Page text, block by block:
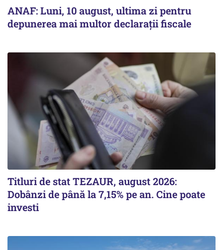
ANAF: Luni, 10 august, ultima zi pentru
depunerea mai multor declarații fiscale
Titluri de stat TEZAUR, august 2026:
Dobânzi de până la 7,15% pe an. Cine poate
investi